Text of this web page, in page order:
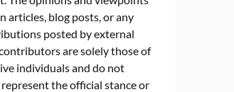
articles, blog posts, or any
posted by external
are solely those of
individuals and do not
represent the official stance or